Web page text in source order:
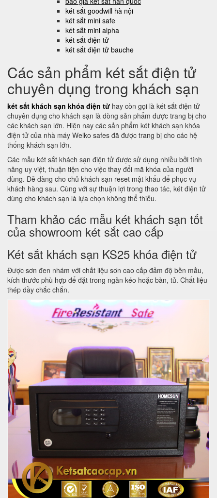
két sắt goodwill hà nội
két sắt mini safe
két sắt mini alpha
két sắt điện tử
két sắt điện tử bauche
Các sản phẩm két sắt điện tử
chuyên dụng trong khách sạn
két sắt khách sạn khóa điện tử hay còn gọi là két sắt điện tử
chuyên dụng cho khách sạn là dòng sản phẩm được trang bị cho
các khách sạn lớn. Hiện nay các sản phẩm két khách sạn khóa
điện tử của nhà máy Welko safes đã được trang bị cho các hệ
thống khách sạn lớn.
Các mẫu két sắt khách sạn điện tử được sử dụng nhiều bởi tính
năng uy việt, thuận tiện cho việc thay đổi mã khóa của người
dùng. Dễ dàng cho chủ khách sạn reset mật khẩu để phục vụ
khách hàng sau. Cùng với sự thuận lợi trong thao tác, két điện tử
dùng cho khách sạn là lựa chọn không thể thiếu.
Tham khảo các mẫu két khách sạn tốt
của showroom két sắt cao cấp
Két sắt khách sạn KS25 khóa điện tử
Được sơn đen nhám với chất liệu sơn cao cấp đảm độ bền mầu,
kích thước phù hợp để đặt trong ngăn kéo hoặc bàn, tủ. Chất liệu
thép dầy chắc chắn.